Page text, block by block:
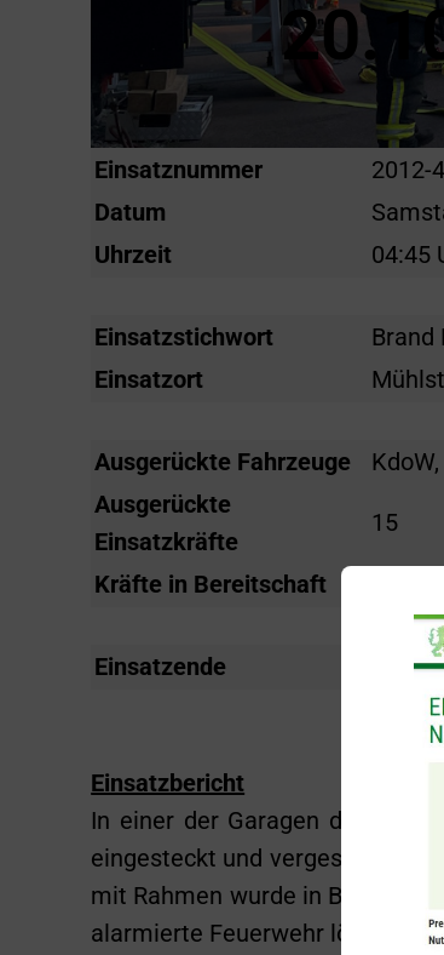
Einsatznummer
2012-
Datum
Uhrzeit
04:45
Einsatzstichwort
Brand
Einsatzort
Ausgerückte Fahrzeuge
Ausgerückte
Einsatzkräfte
15
Kräfte in Bereitschaft
Einsatzende 05:30
Einsatzbericht
In einer der Garagen der
eingesteckt und vergessen.
mit Rahmen wurde in Brand
alarmierte Feuerwehr löschte